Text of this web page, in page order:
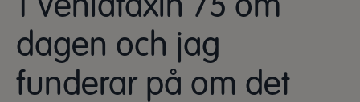
dagen och jag
funderar på om det